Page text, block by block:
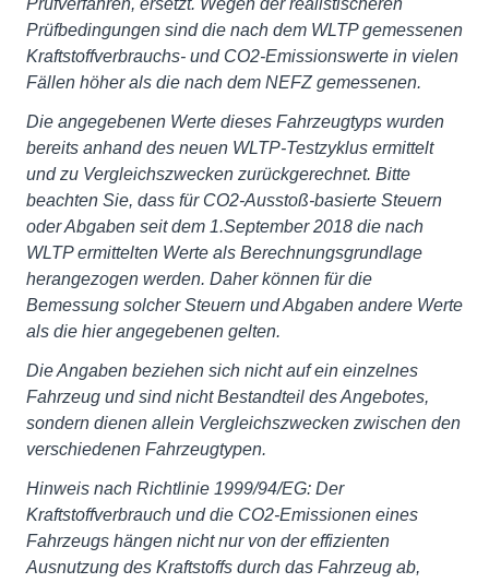
Prüfverfahren, ersetzt. Wegen der realistischeren
Prüfbedingungen sind die nach dem WLTP gemessenen
Kraftstoffverbrauchs- und CO2-Emissionswerte in vielen
Fällen höher als die nach dem NEFZ gemessenen.
Die angegebenen Werte dieses Fahrzeugtyps wurden
bereits anhand des neuen WLTP-Testzyklus ermittelt
und zu Vergleichszwecken zurückgerechnet. Bitte
beachten Sie, dass für CO2-Ausstoß-basierte Steuern
oder Abgaben seit dem 1.September 2018 die nach
WLTP ermittelten Werte als Berechnungsgrundlage
herangezogen werden. Daher können für die
Bemessung solcher Steuern und Abgaben andere Werte
als die hier angegebenen gelten.
Die Angaben beziehen sich nicht auf ein einzelnes
Fahrzeug und sind nicht Bestandteil des Angebotes,
sondern dienen allein Vergleichszwecken zwischen den
verschiedenen Fahrzeugtypen.
Hinweis nach Richtlinie 1999/94/EG: Der
Kraftstoffverbrauch und die CO2-Emissionen eines
Fahrzeugs hängen nicht nur von der effizienten
Ausnutzung des Kraftstoffs durch das Fahrzeug ab,